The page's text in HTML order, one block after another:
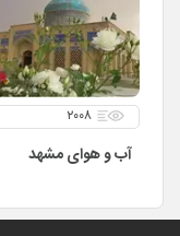
۲۰۰۸
آب و هوای مشهد